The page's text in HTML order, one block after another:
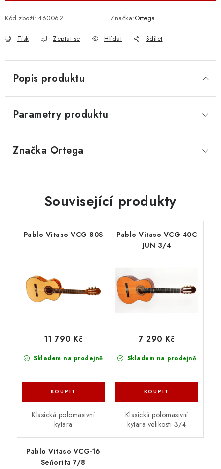
Kód zboží: 460062 Značka:Ortega
Tisk Zeptat se Hlídat Sdílet
Popis produktu
Parametry produktu
Značka Ortega
Související produkty
Pablo Vitaso VCG-80S
Skladem na prodejně
11 790 Kč
Klasická polomasivní
kytara
Pablo Vitaso VCG-40C
JUN 3/4
Skladem na prodejně
7 290 Kč
Klasická polomasivní
kytara velikosti 3/4
Pablo Vitaso VCG-16
Seňorita 7/8